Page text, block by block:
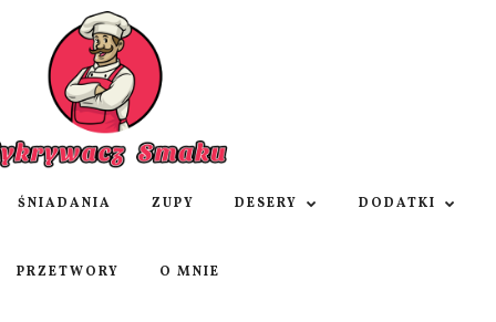
ŚNIADANIA ZUPY DESERY DODATKI
PRZETWORY O MNIE